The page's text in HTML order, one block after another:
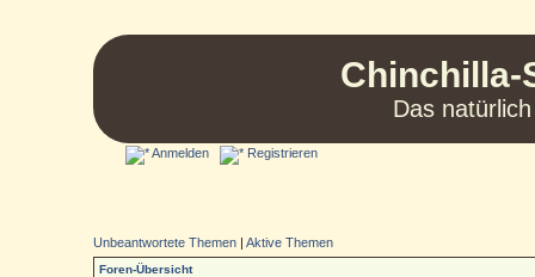
Chinchilla-
Das
Anmelden Registrieren
Unbeantwortete Themen |Aktive Themen
Foren-Übersicht